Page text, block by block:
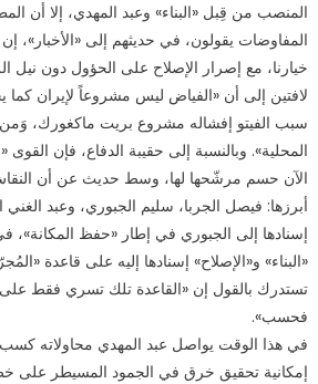
المنصب من قِبل «البناء» وعبد المهدي، إلا أن
المفاوضات يقولون، في حديثهم إلى
خيارنا، مع إصرار الإصلاح على الحؤول دون نيل
لافتين إلى أن «الفياض ليس مشروعاً لإيران
سبب الفيتو إفشاله مشروع بريت ماكغورك،
المحلية». وبالنسبة إلى حقيبة الدفاع، فإن
أبرزها: فيصل الجربا، سليم الجبوري، وعبد
إسنادها إلى الجبوري في إطار «حفظ المكانة»،
«البناء» و«الإصلاح» إسنادها إليه على قاعدة
تستدرك بالقول إن «القاعدة تلك تسري فقط
فحسب».
في هذا الوقت يواصل عبد المهدي محاولاته
إمكانية تحقيق خرق في الجمود المسيطر على